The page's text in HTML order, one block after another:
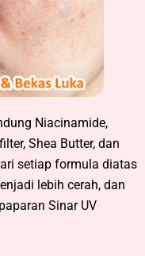
Niacinamide,
Shea Butter, dan
setiap formula diatas
lebih cerah, dan
Sinar UV